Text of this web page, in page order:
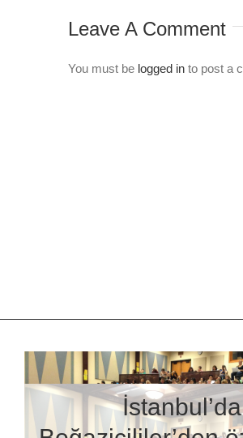
Leave A Comment
You must be logged in to post a
İstanbul’da